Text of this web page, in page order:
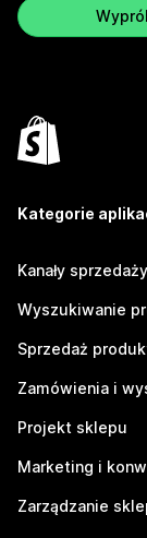
Kategorie
Kanały sprzedaży
Wyszukiwanie
Sprzedaż
Zamówienia i
Projekt sklepu
Marketing i
Zarządzanie